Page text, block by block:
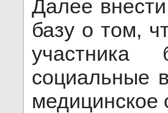
Далее
базу о том,
участника
социальные
медицинское